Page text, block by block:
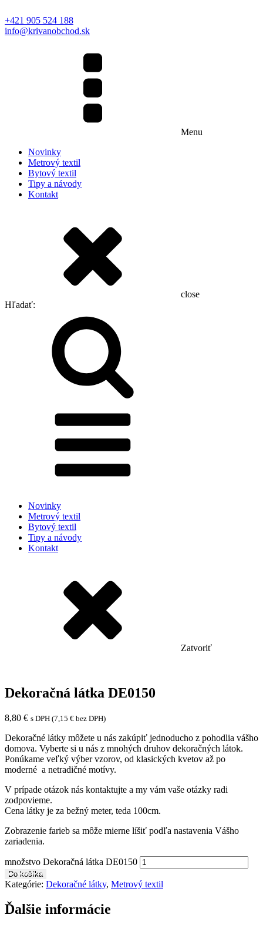
+421 905 524 188
info@krivanobchod.sk
Menu
Novinky
Metrový textil
Bytový textil
Tipy a návody
Kontakt
close
Hľadať:
Novinky
Metrový textil
Bytový textil
Tipy a návody
Kontakt
Zatvoriť
Dekoračná látka DE0150
8,80 € s DPH (7,15 € bez DPH)
Dekoračné látky môžete u nás zakúpiť jednoducho z pohodlia vášho
domova. Vyberte si u nás z mnohých druhov dekoračných látok.
Ponúkame veľký výber vzorov, od klasických kvetov až po
moderné a netradičné motívy.
V prípade otázok nás kontaktujte a my vám vaše otázky radi
zodpovieme.
Cena látky je za bežný meter, teda 100cm.
Zobrazenie farieb sa môže mierne líšiť podľa nastavenia Vášho
zariadenia.
množstvo Dekoračná látka DE0150
Do košíka
Kategórie: Dekoračné látky, Metrový textil
Ďalšie informácie